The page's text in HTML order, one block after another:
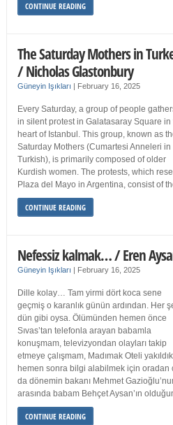
CONTINUE READING
The Saturday Mothers in
/ Nicholas Glastonbury
Güneyin Işıkları | February 16, 2025
Every Saturday, a group of people
in silent protest in Galatasaray Square in
heart of Istanbul. This group, known as
Saturday Mothers (Cumartesi Anneleri in
Turkish), is primarily composed of older
Kurdish women. The protests, which
Plaza del Mayo in Argentina, consist of
CONTINUE READING
Nefessiz kalmak… / Eren
Güneyin Işıkları | February 16, 2025
Dille kolay… Tam yirmi dört koca sene
geçmiş o karanlık günün ardından. Her
dün gibi oysa. Ölümünden hemen önce
Sıvas’tan telefonla arayan babamla
konuşmam, televizyondan olayları takip
etmeye çalışmam, Madımak Oteli
hemen sonra bilgi alabilmek için oradan
da dönemin bakanı Mehmet
arasında babam Behçet Aysan’ın
CONTINUE READING